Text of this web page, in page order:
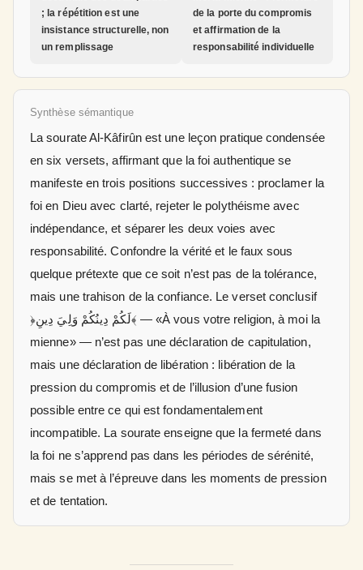
; la répétition est une
insistance structurelle, non
un remplissage
de la porte du compromis
et affirmation de la
responsabilité individuelle
Synthèse sémantique
La sourate Al-Kâfirûn est une leçon pratique condensée
en six versets, affirmant que la foi authentique se
manifeste en trois positions successives : proclamer la
foi en Dieu avec clarté, rejeter le polythéisme avec
indépendance, et séparer les deux voies avec
responsabilité. Confondre la vérité et le faux sous
quelque prétexte que ce soit n’est pas de la tolérance,
mais une trahison de la confiance. Le verset conclusif
﴿لَكُمْ دِينُكُمْ وَلِيَ دِينِ﴾ — «À vous votre religion, à moi la
mienne» — n’est pas une déclaration de capitulation,
mais une déclaration de libération : libération de la
pression du compromis et de l’illusion d’une fusion
possible entre ce qui est fondamentalement
incompatible. La sourate enseigne que la fermeté dans
la foi ne s’apprend pas dans les périodes de sérénité,
mais se met à l’épreuve dans les moments de pression
et de tentation.